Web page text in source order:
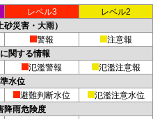
レベル3
レベル2
災害・大雨）
警報
注意報
関する情報
氾濫警報
氾濫注意報
水位
避難判断水位
氾濫注意水位
降雨危険度